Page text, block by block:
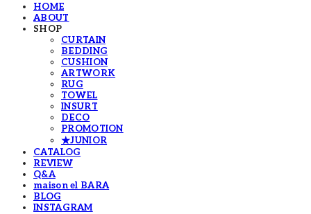
HOME
ABOUT
SHOP
CURTAIN
BEDDING
CUSHION
ARTWORK
RUG
TOWEL
INSURT
DECO
PROMOTION
★JUNIOR
CATALOG
REVIEW
Q&A
maison el BARA
BLOG
INSTAGRAM